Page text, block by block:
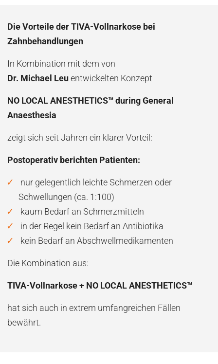
Die Vorteile der TIVA-Vollnarkose bei
Zahnbehandlungen
In Kombination mit dem von
Dr. Michael Leu entwickelten Konzept
NO LOCAL ANESTHETICS™ during General
Anaesthesia
zeigt sich seit Jahren ein klarer Vorteil:
Postoperativ berichten Patienten:
nur gelegentlich leichte Schmerzen oder
Schwellungen (ca. 1:100)
kaum Bedarf an Schmerzmitteln
in der Regel kein Bedarf an Antibiotika
kein Bedarf an Abschwellmedikamenten
Die Kombination aus:
TIVA-Vollnarkose + NO LOCAL ANESTHETICS™
hat sich auch in extrem umfangreichen Fällen
bewährt.